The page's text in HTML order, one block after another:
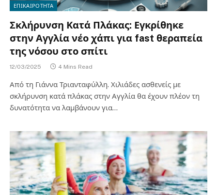
ΕΠΙΚΑΙΡΟΤΗΤΑ
Σκλήρυνση Κατά Πλάκας: Εγκρίθηκε
στην Αγγλία νέο χάπι για fast θεραπεία
της νόσου στο σπίτι
12/03/2025 4 Mins Read
Από τη Γιάννα Τριανταφύλλη. Χιλιάδες ασθενείς με
σκλήρυνση κατά πλάκας στην Αγγλία θα έχουν πλέον τη
δυνατότητα να λαμβάνουν για…